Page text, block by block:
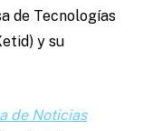
de Tecnologías
y su
de Noticias